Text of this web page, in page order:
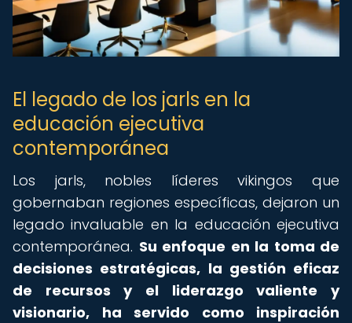
El legado de los jarls en la
educación ejecutiva
contemporánea
Los jarls, nobles líderes vikingos que
gobernaban regiones específicas, dejaron un
legado invaluable en la educación ejecutiva
contemporánea. Su enfoque en la toma de
decisiones estratégicas, la gestión eficaz
de recursos y el liderazgo valiente y
visionario, ha servido como inspiración